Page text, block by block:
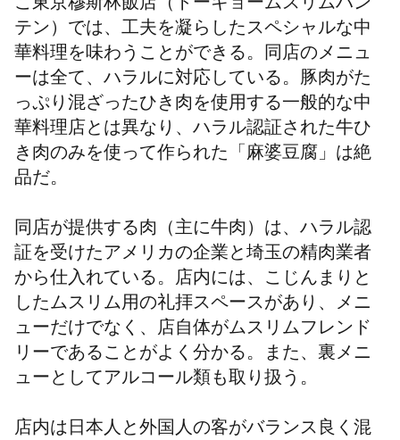
こ東京穆斯林飯店（トーキョームスリムハン
テン）では、工夫を凝らしたスペシャルな中
華料理を味わうことができる。同店のメニュ
ーは全て、ハラルに対応している。豚肉がた
っぷり混ざったひき肉を使用する一般的な中
華料理店とは異なり、ハラル認証された牛ひ
き肉のみを使って作られた「麻婆豆腐」は絶
品だ。
同店が提供する肉（主に牛肉）は、ハラル認
証を受けたアメリカの企業と埼玉の精肉業者
から仕入れている。店内には、こじんまりと
したムスリム用の礼拝スペースがあり、メニ
ューだけでなく、店自体がムスリムフレンド
リーであることがよく分かる。また、裏メニ
ューとしてアルコール類も取り扱う。
店内は日本人と外国人の客がバランス良く混